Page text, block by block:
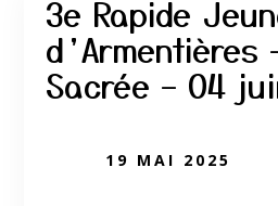
3e Rapide
d’Armentières
Sacrée – 04
19 MAI 2025